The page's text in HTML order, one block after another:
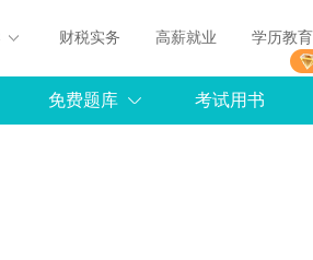
财税实务 高薪就业 学历教育
免费题库 考试用书